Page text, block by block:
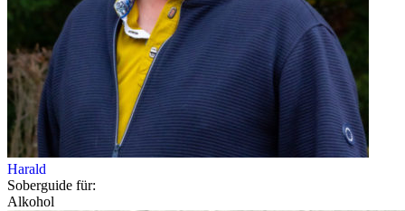
Harald
Soberguide für:
Alkohol